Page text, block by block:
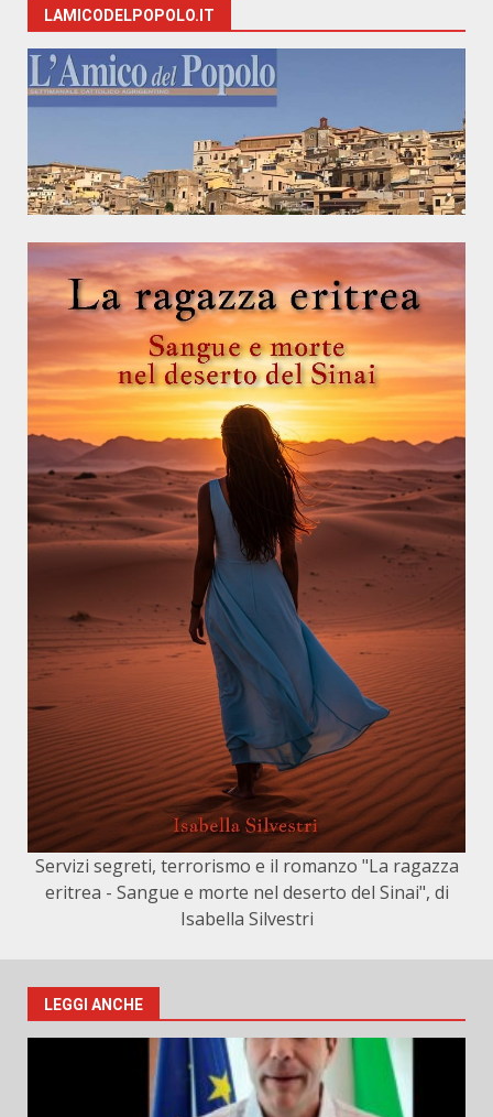
LAMICODELPOPOLO.IT
Servizi segreti, terrorismo e il romanzo "La ragazza
eritrea - Sangue e morte nel deserto del Sinai", di
Isabella Silvestri
LEGGI ANCHE